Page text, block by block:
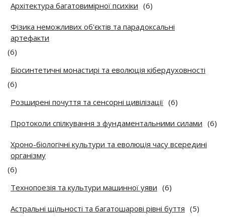
Архітектура багатовимірної психіки (6)
Фізика неможливих об'єктів та парадоксальні
артефакти
(6)
Біосинтетичні монастирі та еволюція кібердуховності
(6)
Розширені почуття та сенсорні цивілізації (6)
Протоколи спілкування з фундаментальними силами (6)
Хроно-біологічні культури та еволюція часу всередині
організму
(6)
Технопоезія та культури машинної уяви (6)
Астральні щільності та багатошарові рівні буття (5)